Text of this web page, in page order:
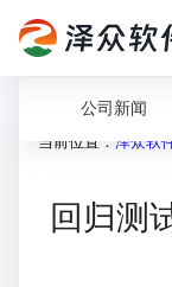
公司新闻
当前位置： 泽众软
回归测